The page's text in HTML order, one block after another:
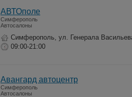
АВТОполе
Симферополь
Автосалоны
Симферополь, ул. Генерала
09:00-21:00
Авангард автоцентр
Симферополь
Автосалоны